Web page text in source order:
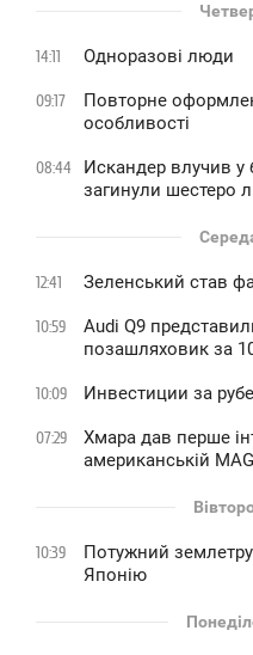
14:11 Одноразові люди
09:17
Повторне
особливості
08:44
Искандер влучив
загинули шестеро
12:41 Зеленський став
10:59
Audi Q9
позашляховик за
10:09 Инвестиции за
07:29
Хмара дав перше
американській
10:39
Потужний
Японію